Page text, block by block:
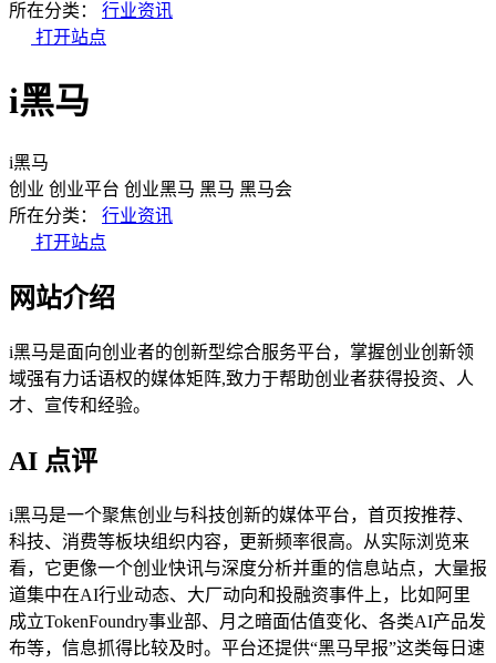
所在分类：
行业资讯
打开站点
i黑马
i黑马
创业 创业平台 创业黑马 黑马 黑马会
所在分类：
行业资讯
打开站点
网站介绍
i黑马是面向创业者的创新型综合服务平台，掌握创业创新领
域强有力话语权的媒体矩阵,致力于帮助创业者获得投资、人
才、宣传和经验。
AI 点评
i黑马是一个聚焦创业与科技创新的媒体平台，首页按推荐、
科技、消费等板块组织内容，更新频率很高。从实际浏览来
看，它更像一个创业快讯与深度分析并重的信息站点，大量报
道集中在AI行业动态、大厂动向和投融资事件上，比如阿里
成立TokenFoundry事业部、月之暗面估值变化、各类AI产品发
布等，信息抓得比较及时。平台还提供“黑马早报”这类每日速